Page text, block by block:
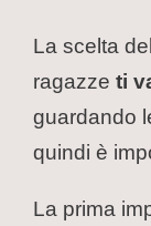
La scelta
ragazze ti
guardando
quindi è
La prima